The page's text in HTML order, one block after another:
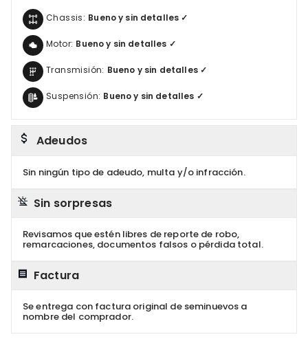
Chassis: Bueno y sin detalles ✓
Motor: Bueno y sin detalles ✓
Transmisión: Bueno y sin detalles ✓
Suspensión: Bueno y sin detalles ✓
Adeudos
Sin ningún tipo de adeudo, multa y/o infracción.
Sin sorpresas
Revisamos que estén libres de reporte de robo,
remarcaciones, documentos falsos o pérdida total.
Factura
Se entrega con factura original de seminuevos a
nombre del comprador.